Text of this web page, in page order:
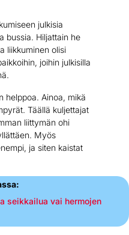
julkisia
bussia. Hiljattain he
liikkuminen olisi
joihin julkisilla
helppoa. Ainoa, mikä
Täällä kuljettajat
liittymän ohi
Myös
ja siten kaistat
seikkailua vai hermojen